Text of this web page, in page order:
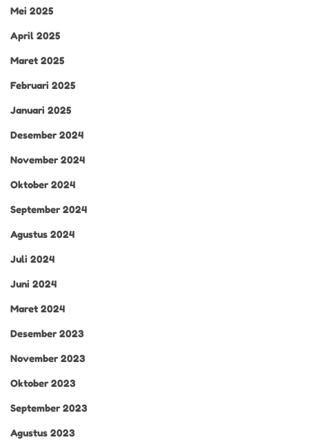
Mei 2025
April 2025
Maret 2025
Februari 2025
Januari 2025
Desember 2024
November 2024
Oktober 2024
September 2024
Agustus 2024
Juli 2024
Juni 2024
Maret 2024
Desember 2023
November 2023
Oktober 2023
September 2023
Agustus 2023